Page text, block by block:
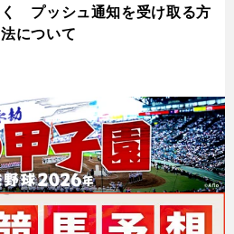
く プッシュ通知を受け取る方
法について